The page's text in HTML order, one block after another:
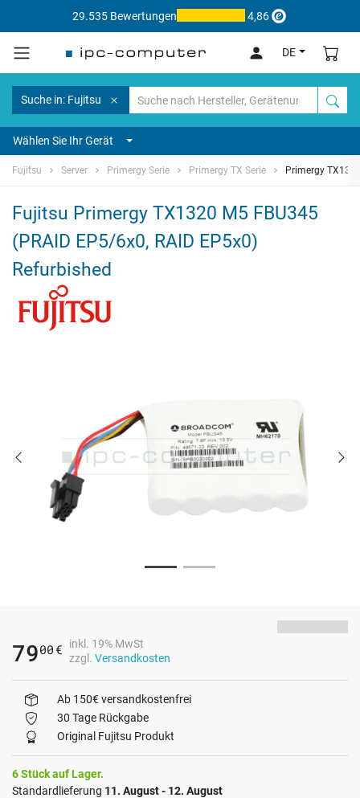
29.535 Bewertungen 4,86
DE
Suche in: Fujitsu
Wählen Sie Ihr Gerät
Fujitsu Server Primergy Serie Primergy TX Serie Primergy
Fujitsu Primergy TX1320 M5 FBU345
(PRAID EP5/6x0, RAID EP5x0)
Refurbished
7900 €
inkl. 19% MwSt
zzgl. Versandkosten
Ab 150€ versandkostenfrei
30 Tage Rückgabe
Original Fujitsu Produkt
6 Stück auf Lager.
Standardlieferung 11. August - 12. August